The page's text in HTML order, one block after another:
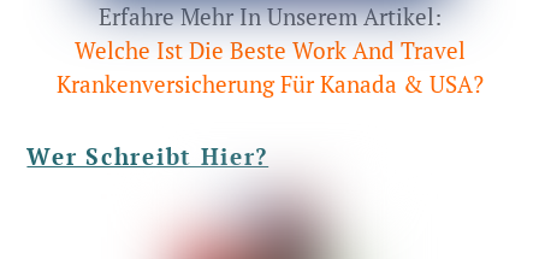
Erfahre Mehr In Unserem Artikel:
Welche Ist Die Beste Work And Travel
Krankenversicherung Für Kanada & USA?
Wer Schreibt Hier?